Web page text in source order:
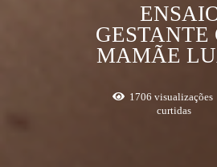
GESTANTE
MAMÃE
1706 visualizações
curtidas